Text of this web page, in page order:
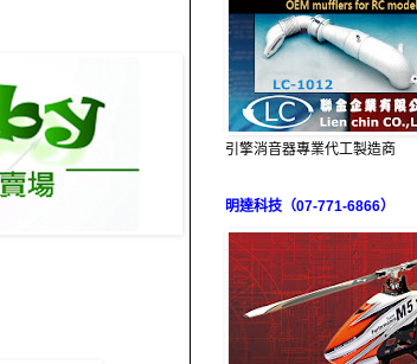
引擎消音器專業代工製造商
明達科技（07-771-6866）